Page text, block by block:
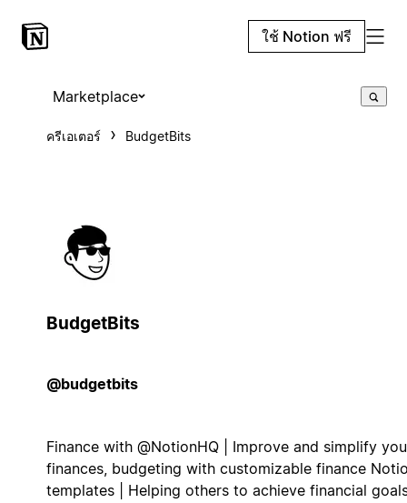
ใช้ Notion ฟรี
Marketplace
ครีเอเตอร์ BudgetBits
BudgetBits
@budgetbits
Finance with @NotionHQ | Improve and simplify
finances, budgeting with customizable finance
templates | Helping others to achieve financial